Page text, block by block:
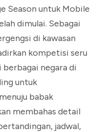
Season untuk Mobile
dimulai. Sebagai
di kawasan
kompetisi seru
negara di
untuk
babak
membahas detail
jadwal,